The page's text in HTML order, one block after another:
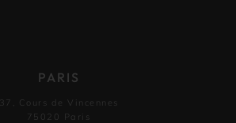
PARIS
37, Cours de Vincennes
75020 Paris